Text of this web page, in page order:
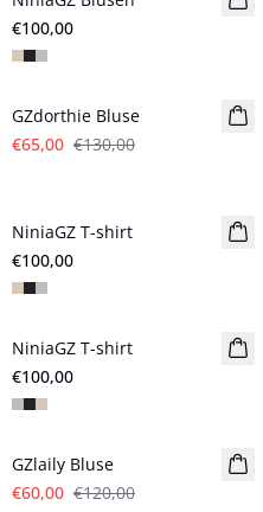
€100,00
- 50%
GZdorthie Bluse
€65,00 €130,00
NiniaGZ T-shirt
€100,00
NiniaGZ T-shirt
€100,00
- 50%
GZlaily Bluse
€60,00 €120,00